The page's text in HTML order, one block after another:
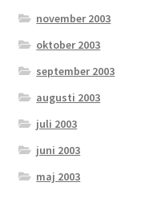
november 2003
oktober 2003
september 2003
augusti 2003
juli 2003
juni 2003
maj 2003